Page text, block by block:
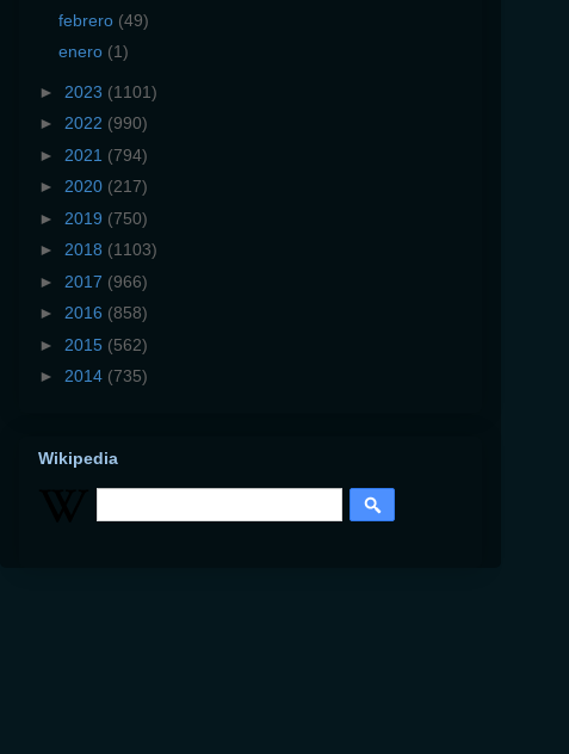
febrero (49)
enero (1)
► 2023 (1101)
► 2022 (990)
► 2021 (794)
► 2020 (217)
► 2019 (750)
► 2018 (1103)
► 2017 (966)
► 2016 (858)
► 2015 (562)
► 2014 (735)
Wikipedia